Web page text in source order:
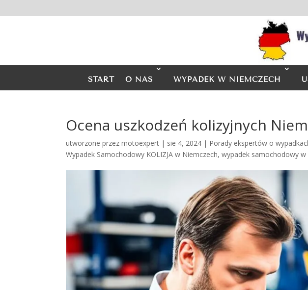
START O NAS WYPADEK W NIEMCZECH
Ocena uszkodzeń kolizyjnych
utworzone przezmotoexpert | sie 4, 2024 | Porady ekspertów o
Wypadek Samochodowy KOLIZJA w Niemczech,wypadek samochodowy w